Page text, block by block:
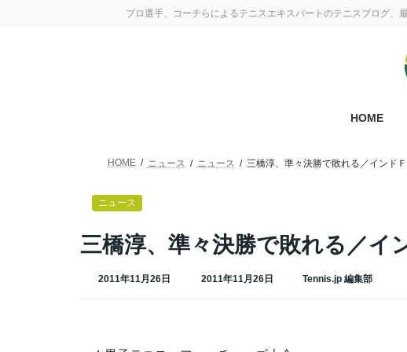
プロ選手、コーチらによるテニスエキスパートのテニスブログ、
HOME
ニュース
三橋淳、準々決勝で敗れる／イ
2011年11月26日
最
2011年11月26日 Tennis.jp 編集部
HOME ニュース ニュース 三橋淳、準々決勝で敗れる／インドＦ